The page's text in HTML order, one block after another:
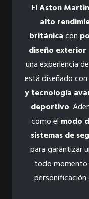
ElAston
alto
británicacon
diseño exterior
una experiencia
está diseñado con
y tecnología
deportivo.
como el modo
sistemas de
para garantizar
todo